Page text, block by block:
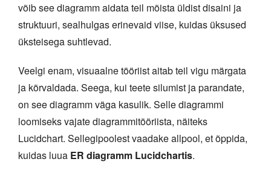
võib see diagramm aidata teil mõista üldist disaini ja
struktuuri, sealhulgas erinevaid viise, kuidas üksused
üksteisega suhtlevad.
Veelgi enam, visuaalne tööriist aitab teil vigu märgata
ja kõrvaldada. Seega, kui teete silumist ja parandate,
on see diagramm väga kasulik. Selle diagrammi
loomiseks vajate diagrammitööriista, näiteks
Lucidchart. Sellegipoolest vaadake allpool, et õppida,
kuidas luua ER diagramm Lucidchartis.